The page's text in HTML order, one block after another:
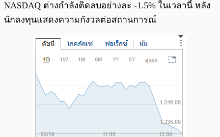
NASDAQ ต่างกำลังติดลบอย่างละ -1.5% ในเวลานี้ หลัง
นักลงทุนแสดงความกังวลต่อสถานการณ์